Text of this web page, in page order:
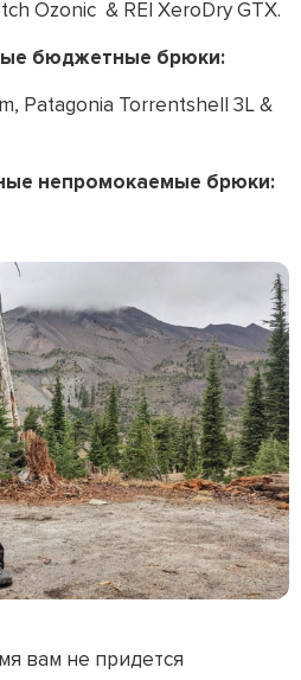
Ozonic & REI XeroDry GTX.
бюджетные брюки:
Patagonia Torrentshell 3L &
непромокаемые брюки:
вам не придется